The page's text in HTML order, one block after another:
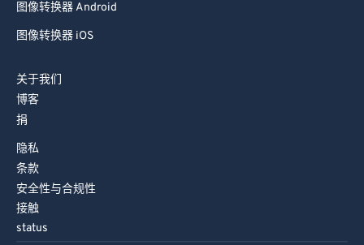
图像转换器 Android
图像转换器 iOS
关于我们
博客
捐
隐私
条款
安全性与合规性
接触
status